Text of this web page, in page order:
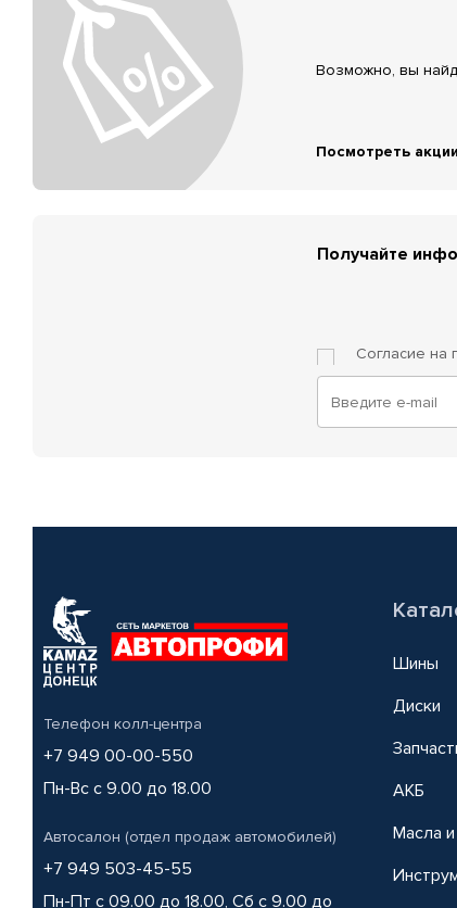
Возможно, вы
Посмотреть акции
Получайте
Согласие на
Телефон колл-центра
+7 949 00-00-550
Пн-Вс с 9.00 до 18.00
Автосалон (отдел продаж автомобилей)
+7 949 503-45-55
Пн-Пт с 09.00 до 18.00, Сб с 9.00 до
Шины
Диски
АКБ
Масла